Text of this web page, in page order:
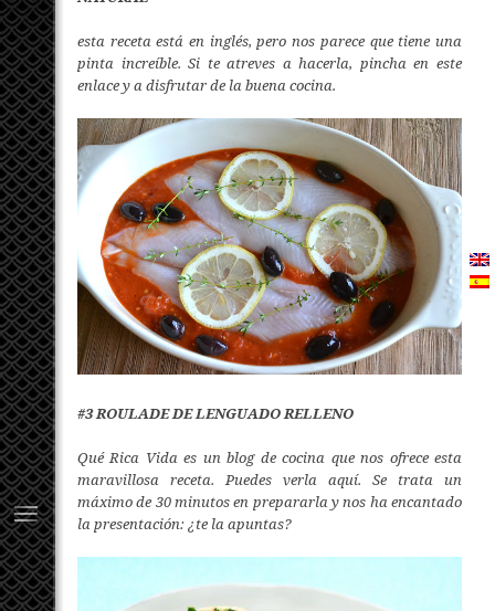
esta receta está en inglés, pero nos parece que tiene una
pinta increíble.Si te atreves a hacerla, pincha en este
enlacey a disfrutar de la buena cocina.
#3 ROULADE DE LENGUADO RELLENO
Qué Rica Vida es un blog de cocina que nos ofrece esta
maravillosa receta.Puedes verla aquí. Se trata un
máximo de 30 minutos en prepararla y nos ha encantado
la presentación: ¿te la apuntas?